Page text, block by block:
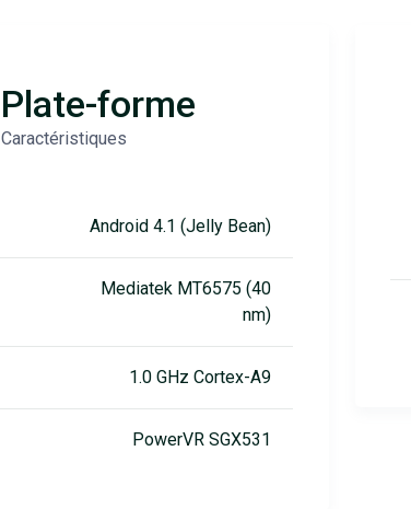
Plate-forme
Caractéristiques
Android 4.1 (Jelly Bean)
Mediatek MT6575 (40
nm)
1.0 GHz Cortex-A9
PowerVR SGX531